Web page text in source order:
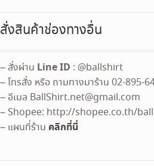
สั่งสินค้าช่องทางอื่น
– สั่งผ่าน Line ID : @ballshirt
– โทรสั่ง หรือ ถามทางมาร้าน 02-895-
– อีเมล BallShirt.net@gmail.com
– Shopee: http://shopee.co.th/
– แผนที่ร้าน คลิกที่นี่